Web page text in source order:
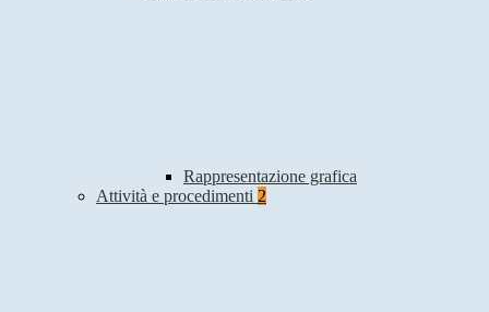
Rappresentazione grafica
Attività e procedimenti 2